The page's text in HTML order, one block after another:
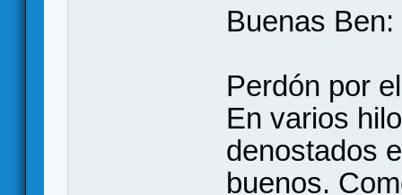
Buenas Ben:
Perdón por
En varios
denostados
buenos.